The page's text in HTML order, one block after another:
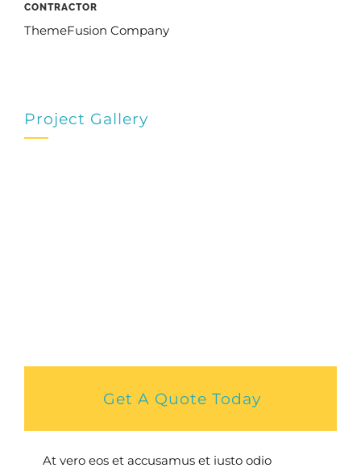
CONTRACTOR
ThemeFusion Company
Project Gallery
Get A Quote Today
At vero eos et accusamus et iusto odio